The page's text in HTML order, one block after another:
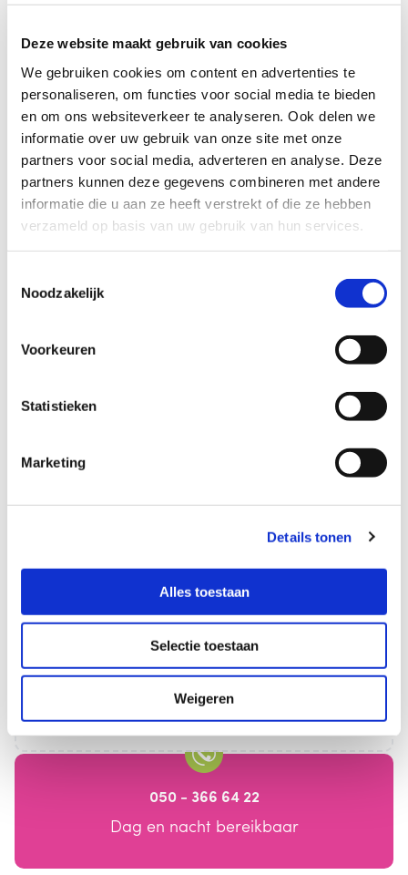
Deze website maakt gebruik van cookies
We gebruiken cookies om content en advertenties te
personaliseren, om functies voor social media te bieden
en om ons websiteverkeer te analyseren. Ook delen we
informatie over uw gebruik van onze site met onze
partners voor social media, adverteren en analyse. Deze
partners kunnen deze gegevens combineren met andere
informatie die u aan ze heeft verstrekt of die ze hebben
verzameld op basis van uw gebruik van hun services.
Noodzakelijk
Voorkeuren
Statistieken
Marketing
Details tonen
Alles toestaan
Selectie toestaan
Weigeren
Locatie
Kantoor Kraamzorg Het Groene Kruis
Evenementen
Categorieën
Borstvoedingvoorlichting
050 - 366 64 22
Dag en nacht bereikbaar